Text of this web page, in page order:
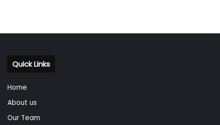
Quick Links
Home
About us
Our Team